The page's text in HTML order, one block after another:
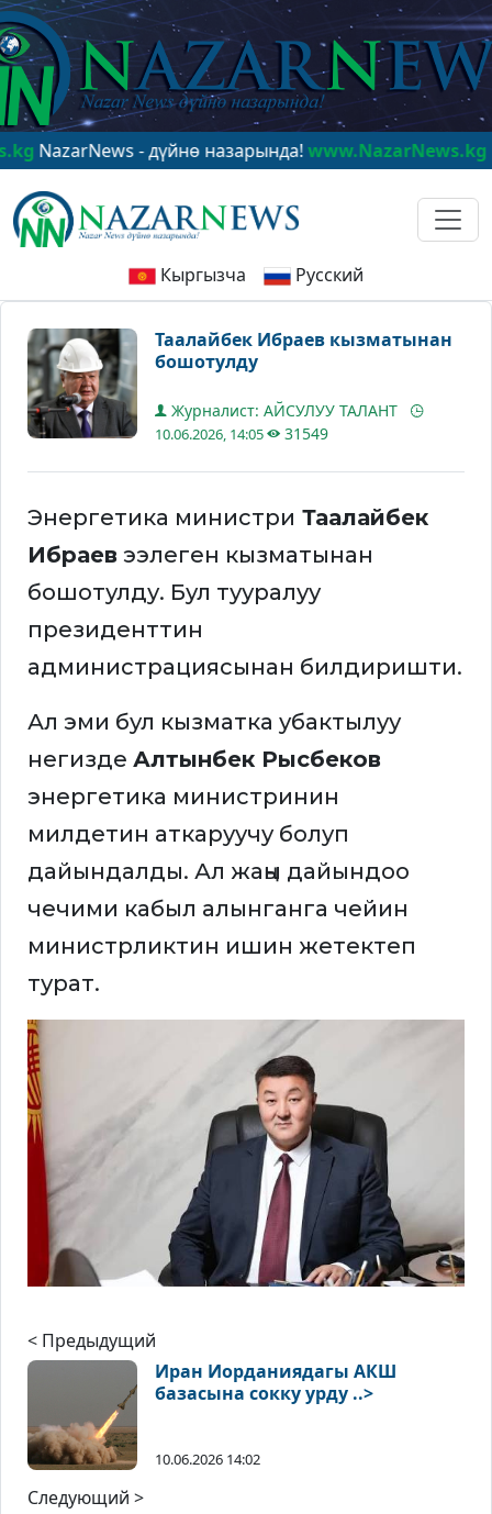
- дүйнө назарында!www.NazarNews.kg
Кыргызча Русский
Таалайбек Ибраев кызматынан
бошотулду
Журналист: АЙСУЛУУ ТАЛАНТ
10.06.2026, 14:05 31549
Энергетика министри Таалайбек
Ибраев ээлеген кызматынан
бошотулду. Бул тууралуу
президенттин
администрациясынан билдиришти.
Ал эми бул кызматка убактылуу
негизде Алтынбек Рысбеков
энергетика министринин
милдетин аткаруучу болуп
дайындалды. Ал жаңы дайындоо
чечими кабыл алынганга чейин
министрликтин ишин жетектеп
турат.
< Предыдущий
Иран Иорданиядагы АКШ
базасына сокку урду ..>
10.06.2026 14:02
Следующий >